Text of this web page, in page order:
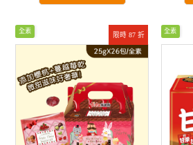
限時 87 折
全素 全素